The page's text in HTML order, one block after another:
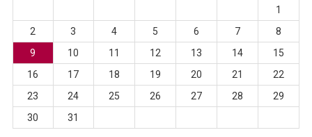
1
2
3 4 5 6 7
8
9
10 11 12 13 14
15
16
17 18 19 20 21
22
23
24 25 26 27 28
29
30
31